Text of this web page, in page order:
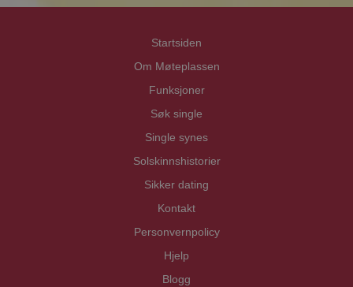
Startsiden
Om Møteplassen
Funksjoner
Søk single
Single synes
Solskinnshistorier
Sikker dating
Kontakt
Personvernpolicy
Hjelp
Blogg